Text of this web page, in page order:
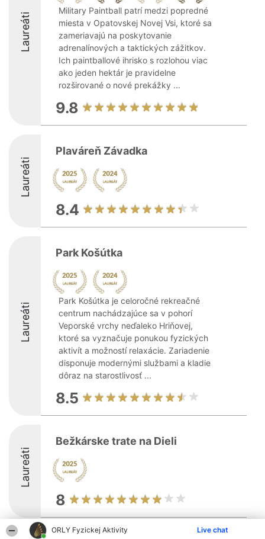
ORLY Fyzickej Aktivity Live chat
Laureáti
Military Paintball patrí medzi popredné
miesta v Opatovskej Novej Vsi, ktoré sa
zameriavajú na poskytovanie
adrenalínových a taktických zážitkov.
Ich paintballové ihrisko s rozlohou viac
ako jeden hektár je pravidelne
rozširované o nové prekážky ...
9.8
Laureáti
Plaváreň Závadka
8.4
Laureáti
Park Košútka
Park Košútka je celoročné rekreačné
centrum nachádzajúce sa v pohorí
Veporské vrchy neďaleko Hriňovej,
ktoré sa vyznačuje ponukou fyzických
aktivít a možností relaxácie. Zariadenie
disponuje modernými službami a kladie
dôraz na starostlivosť ...
8.5
Laureáti
Bežkárske trate na Dieli
8